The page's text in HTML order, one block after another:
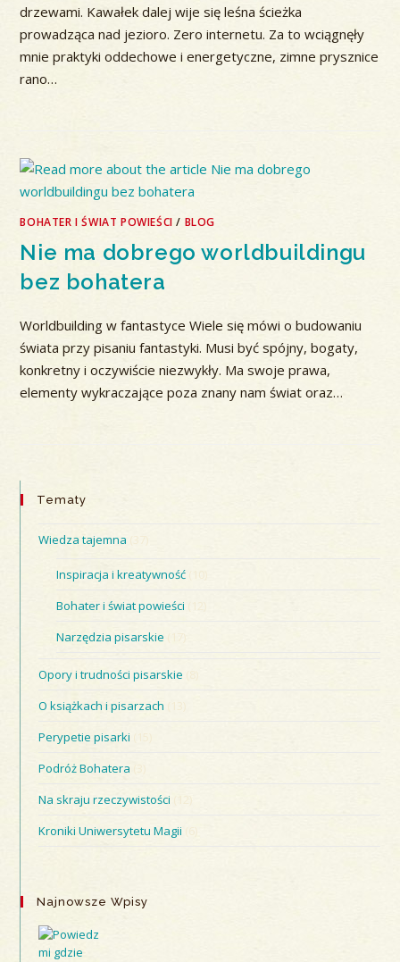
drzewami. Kawałek dalej wije się leśna ścieżka
prowadząca nad jezioro. Zero internetu. Za to wciągnęły
mnie praktyki oddechowe i energetyczne, zimne prysznice
rano…
BOHATER I ŚWIAT POWIEŚCI / BLOG
Nie ma dobrego worldbuildingu
bez bohatera
Worldbuilding w fantastyce Wiele się mówi o budowaniu
świata przy pisaniu fantastyki. Musi być spójny, bogaty,
konkretny i oczywiście niezwykły. Ma swoje prawa,
elementy wykraczające poza znany nam świat oraz…
Tematy
Wiedza tajemna
Inspiracja i kreatywność
Bohater i świat powieści
Narzędzia pisarskie
(17)
Opory i trudności pisarskie (8)
O książkach i pisarzach
Perypetie pisarki
Podróż Bohatera
Na skraju rzeczywistości
(12)
Kroniki Uniwersytetu Magii (6)
Najnowsze Wpisy